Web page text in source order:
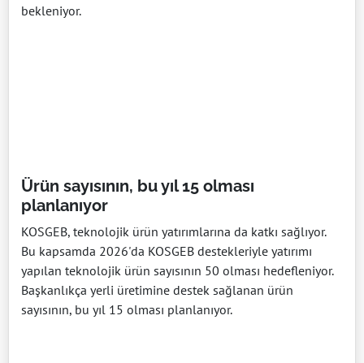
bekleniyor.
Ürün sayısının, bu yıl 15 olması
planlanıyor
KOSGEB, teknolojik ürün yatırımlarına da katkı sağlıyor.
Bu kapsamda 2026'da KOSGEB destekleriyle yatırımı
yapılan teknolojik ürün sayısının 50 olması hedefleniyor.
Başkanlıkça yerli üretimine destek sağlanan ürün
sayısının, bu yıl 15 olması planlanıyor.